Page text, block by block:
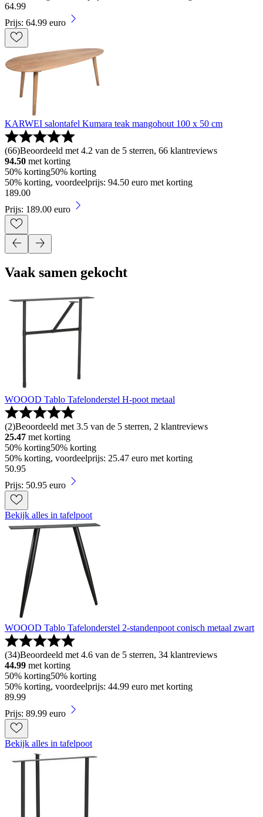
64.99
Prijs: 64.99 euro
KARWEI salontafel Kumara teak mangohout 100 x 50 cm
(66)Beoordeeld met 4.2 van de 5 sterren, 66 klantreviews
94.50 met korting
50% korting50% korting
50% korting, voordeelprijs: 94.50 euro met korting
189.00
Prijs: 189.00 euro
Vaak samen gekocht
WOOOD Tablo Tafelonderstel H-poot metaal
(2)Beoordeeld met 3.5 van de 5 sterren, 2 klantreviews
25.47 met korting
50% korting50% korting
50% korting, voordeelprijs: 25.47 euro met korting
50.95
Prijs: 50.95 euro
Bekijk alles in tafelpoot
WOOOD Tablo Tafelonderstel 2-standenpoot conisch metaal zwart
(34)Beoordeeld met 4.6 van de 5 sterren, 34 klantreviews
44.99 met korting
50% korting50% korting
50% korting, voordeelprijs: 44.99 euro met korting
89.99
Prijs: 89.99 euro
Bekijk alles in tafelpoot